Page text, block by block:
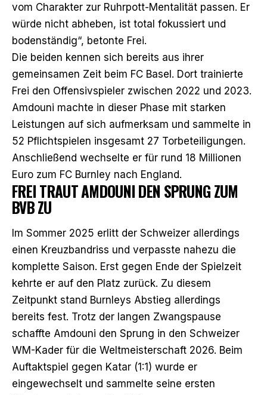
vom Charakter zur Ruhrpott-Mentalität passen. Er
würde nicht abheben, ist total fokussiert und
bodenständig“, betonte Frei.
Die beiden kennen sich bereits aus ihrer
gemeinsamen Zeit beim FC Basel. Dort trainierte
Frei den Offensivspieler zwischen 2022 und 2023.
Amdouni machte in dieser Phase mit starken
Leistungen auf sich aufmerksam und sammelte in
52 Pflichtspielen insgesamt 27 Torbeteiligungen.
Anschließend wechselte er für rund 18 Millionen
Euro zum FC Burnley nach England.
FREI TRAUT AMDOUNI DEN SPRUNG ZUM
BVB ZU
Im Sommer 2025 erlitt der Schweizer allerdings
einen Kreuzbandriss und verpasste nahezu die
komplette Saison. Erst gegen Ende der Spielzeit
kehrte er auf den Platz zurück. Zu diesem
Zeitpunkt stand Burnleys Abstieg allerdings
bereits fest. Trotz der langen Zwangspause
schaffte Amdouni den Sprung in den Schweizer
WM-Kader für die Weltmeisterschaft 2026. Beim
Auftaktspiel gegen Katar (1:1) wurde er
eingewechselt und sammelte seine ersten